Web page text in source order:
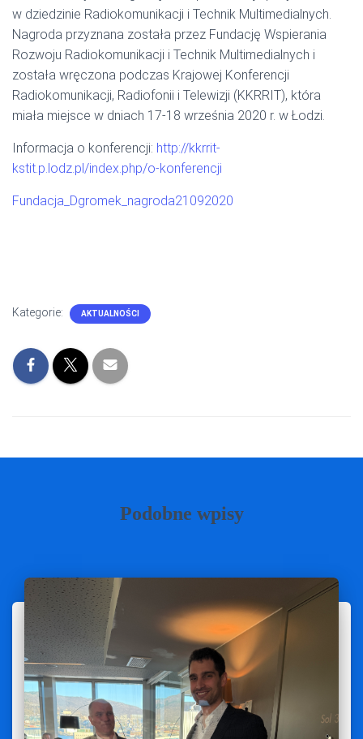
w dziedzinie Radiokomunikacji i Technik Multimedialnych.
Nagroda przyznana została przez Fundację Wspierania
Rozwoju Radiokomunikacji i Technik Multimedialnych i
została wręczona podczas Krajowej Konferencji
Radiokomunikacji, Radiofonii i Telewizji (KKRRIT), która
miała miejsce w dniach 17-18 września 2020 r. w Łodzi.
Informacja o konferencji: http://kkrrit-
kstit.p.lodz.pl/index.php/o-konferencji
Fundacja_Dgromek_nagroda21092020
Kategorie: AKTUALNOŚCI
Podobne wpisy